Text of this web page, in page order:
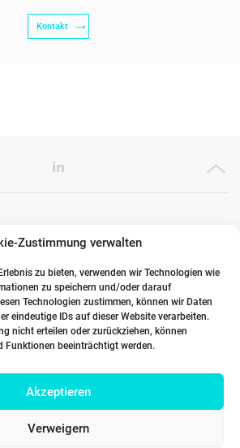
Zustimmung verwalten
zu bieten, verwenden wir Technologien wie
zu speichern und/oder darauf
Technologien zustimmen, können wir Daten
eindeutige IDs auf dieser Website verarbeiten.
nicht erteilen oder zurückziehen, können
Funktionen beeinträchtigt werden.
Akzeptieren
Verweigern
Kontakt